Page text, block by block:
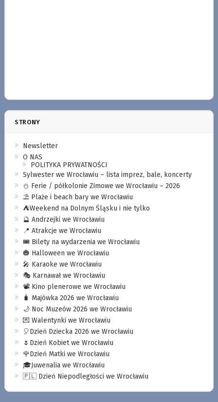
STRONY
Newsletter
O NAS
POLITYKA PRYWATNOŚCI
Sylwester we Wrocławiu – lista imprez, bale, koncerty
⛄️ Ferie / półkolonie Zimowe we Wrocławiu – 2026
⛱️ Plaże i beach bary we Wrocławiu
⛺️Weekend na Dolnym Śląsku i nie tylko
🔮 Andrzejki we Wrocławiu
📍 Atrakcje we Wrocławiu
🎟️ Bilety na wydarzenia we Wrocławiu
🎃 Halloween we Wrocławiu
🎤 Karaoke we Wrocławiu
🎭 Karnawał we Wrocławiu
📽️ Kino plenerowe we Wrocławiu
🧳 Majówka 2026 we Wrocławiu
🌙 Noc Muzeów 2026 we Wrocławiu
💌 Walentynki we Wrocławiu
🎈Dzień Dziecka 2026 we Wrocławiu
🌷Dzień Kobiet we Wrocławiu
🌹Dzień Matki we Wrocławiu
🎓Juwenalia we Wrocławiu
🇵🇱 Dzień Niepodległości we Wrocławiu